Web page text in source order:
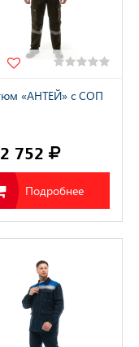
«АНТЕЙ» с СОП
752
Подробнее